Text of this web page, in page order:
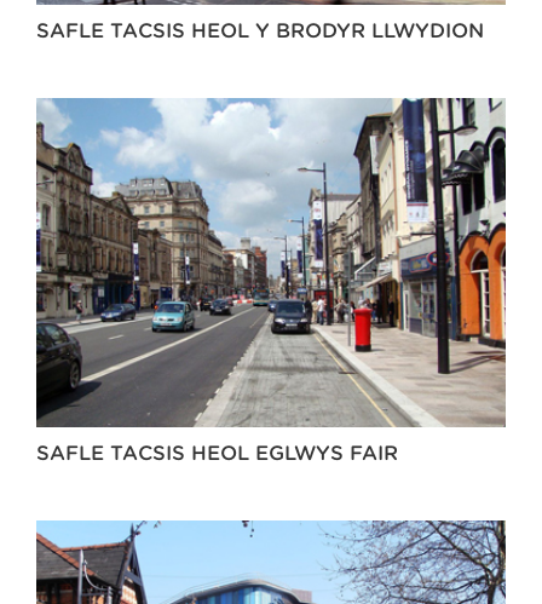
SAFLE TACSIS HEOL Y BRODYR LLWYDION
SAFLE TACSIS HEOL EGLWYS FAIR